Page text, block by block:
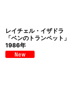
レイチェル・イザドラ
「ベンのトランペット」
1986年